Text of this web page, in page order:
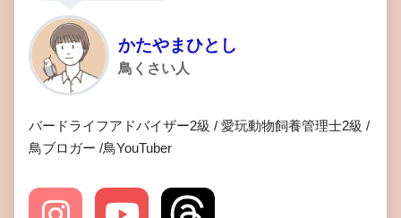
かたやまひとし
鳥くさい人
バードライフアドバイザー2級 / 愛玩動物飼養管理士2級 /
鳥ブロガー /鳥YouTuber